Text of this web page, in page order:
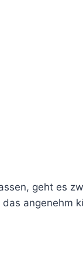
geht es
angenehm